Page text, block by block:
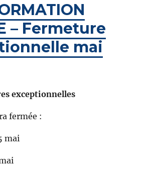
– Fermeture
mai
exceptionnelles
fermée :
mai